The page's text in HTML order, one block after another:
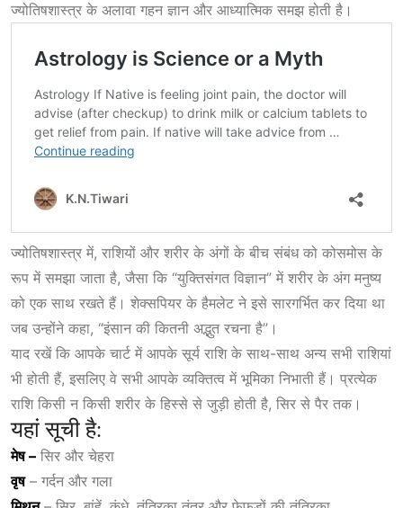
ज्योतिषशास्त्र के अलावा गहन ज्ञान और आध्यात्मिक समझ होती है।
ज्योतिषशास्त्र में, राशियों और शरीर के अंगों के बीच संबंध को कोसमोस के
रूप में समझा जाता है, जैसा कि “युक्तिसंगत विज्ञान” में शरीर के अंग मनुष्य
को एक साथ रखते हैं। शेक्सपियर के हैमलेट ने इसे सारगर्भित कर दिया था
जब उन्होंने कहा, “इंसान की कितनी अद्भुत रचना है”।
याद रखें कि आपके चार्ट में आपके सूर्य राशि के साथ-साथ अन्य सभी राशियां
भी होती हैं, इसलिए वे सभी आपके व्यक्तित्व में भूमिका निभाती हैं। प्रत्येक
राशि किसी न किसी शरीर के हिस्से से जुड़ी होती है, सिर से पैर तक।
यहां सूची है:
मेष – सिर और चेहरा
वृष– गर्दन और गला